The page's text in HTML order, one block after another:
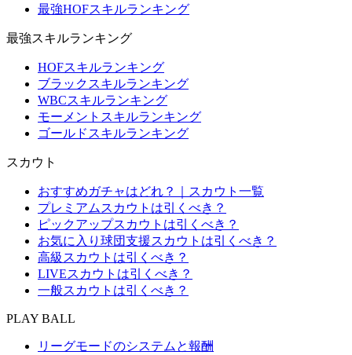
最強HOFスキルランキング
最強スキルランキング
HOFスキルランキング
ブラックスキルランキング
WBCスキルランキング
モーメントスキルランキング
ゴールドスキルランキング
スカウト
おすすめガチャはどれ？｜スカウト一覧
プレミアムスカウトは引くべき？
ピックアップスカウトは引くべき？
お気に入り球団支援スカウトは引くべき？
高級スカウトは引くべき？
LIVEスカウトは引くべき？
一般スカウトは引くべき？
PLAY BALL
リーグモードのシステムと報酬